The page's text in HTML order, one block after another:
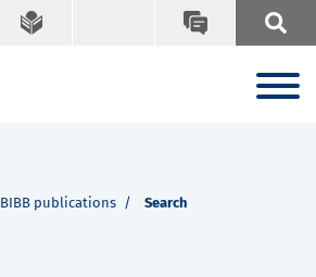
BIBB publications Search